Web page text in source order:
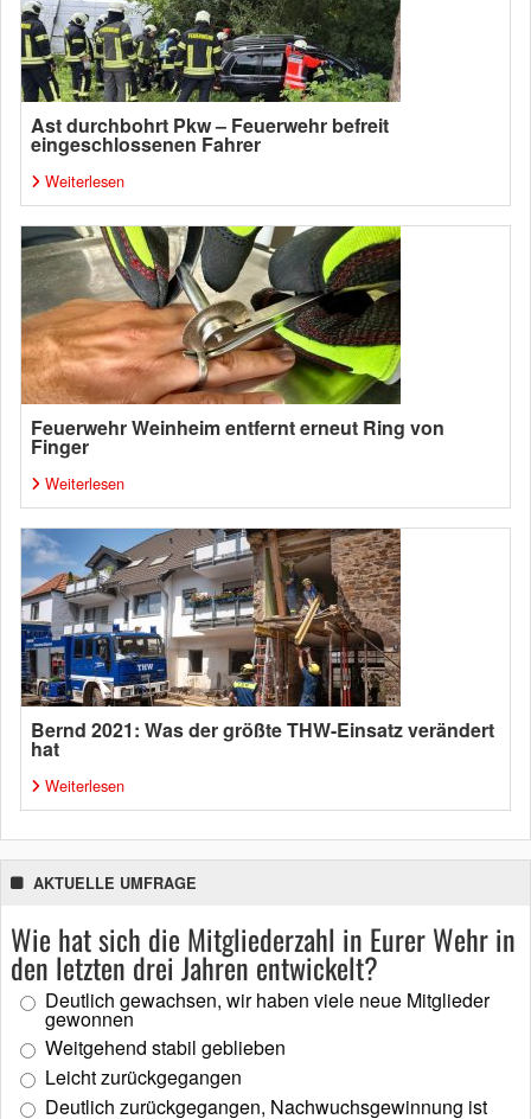
Ast durchbohrt Pkw – Feuerwehr befreit
eingeschlossenen Fahrer
Weiterlesen
Feuerwehr Weinheim entfernt erneut Ring von
Finger
Weiterlesen
Bernd 2021: Was der größte THW-Einsatz verändert
hat
Weiterlesen
AKTUELLE UMFRAGE
Wie hat sich die Mitgliederzahl in Eurer Wehr in
den letzten drei Jahren entwickelt?
Deutlich gewachsen, wir haben viele neue Mitglieder
gewonnen
Weitgehend stabil geblieben
Leicht zurückgegangen
Deutlich zurückgegangen, Nachwuchsgewinnung ist